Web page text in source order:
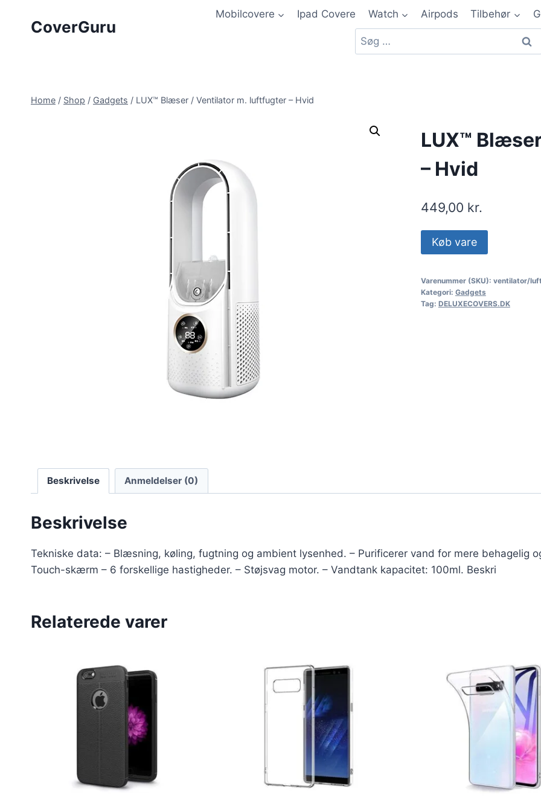
CoverGuru
Mobilcovere Ipad Covere Watch Airpods Tilbehør
Home / Shop / Gadgets / LUX™ Blæser / Ventilator m. luftfugter – Hvid
LUX™
– Hvid
449,00 kr.
Køb vare
Varenummer (SKU): ventilator/
Kategori: Gadgets
Tag: DELUXECOVERS.DK
Beskrivelse Anmeldelser (0)
Beskrivelse
Tekniske data: – Blæsning, køling, fugtning og ambient lysenhed. – Purificerer vand for mere behagelig
Touch-skærm – 6 forskellige hastigheder. – Støjsvag motor. – Vandtank kapacitet: 100ml. Beskri
Relaterede varer